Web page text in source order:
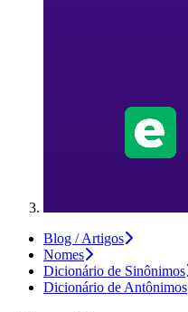
Blog / Artigos
Nomes
Dicionário de Sinônimos
Dicionário de Antônimos